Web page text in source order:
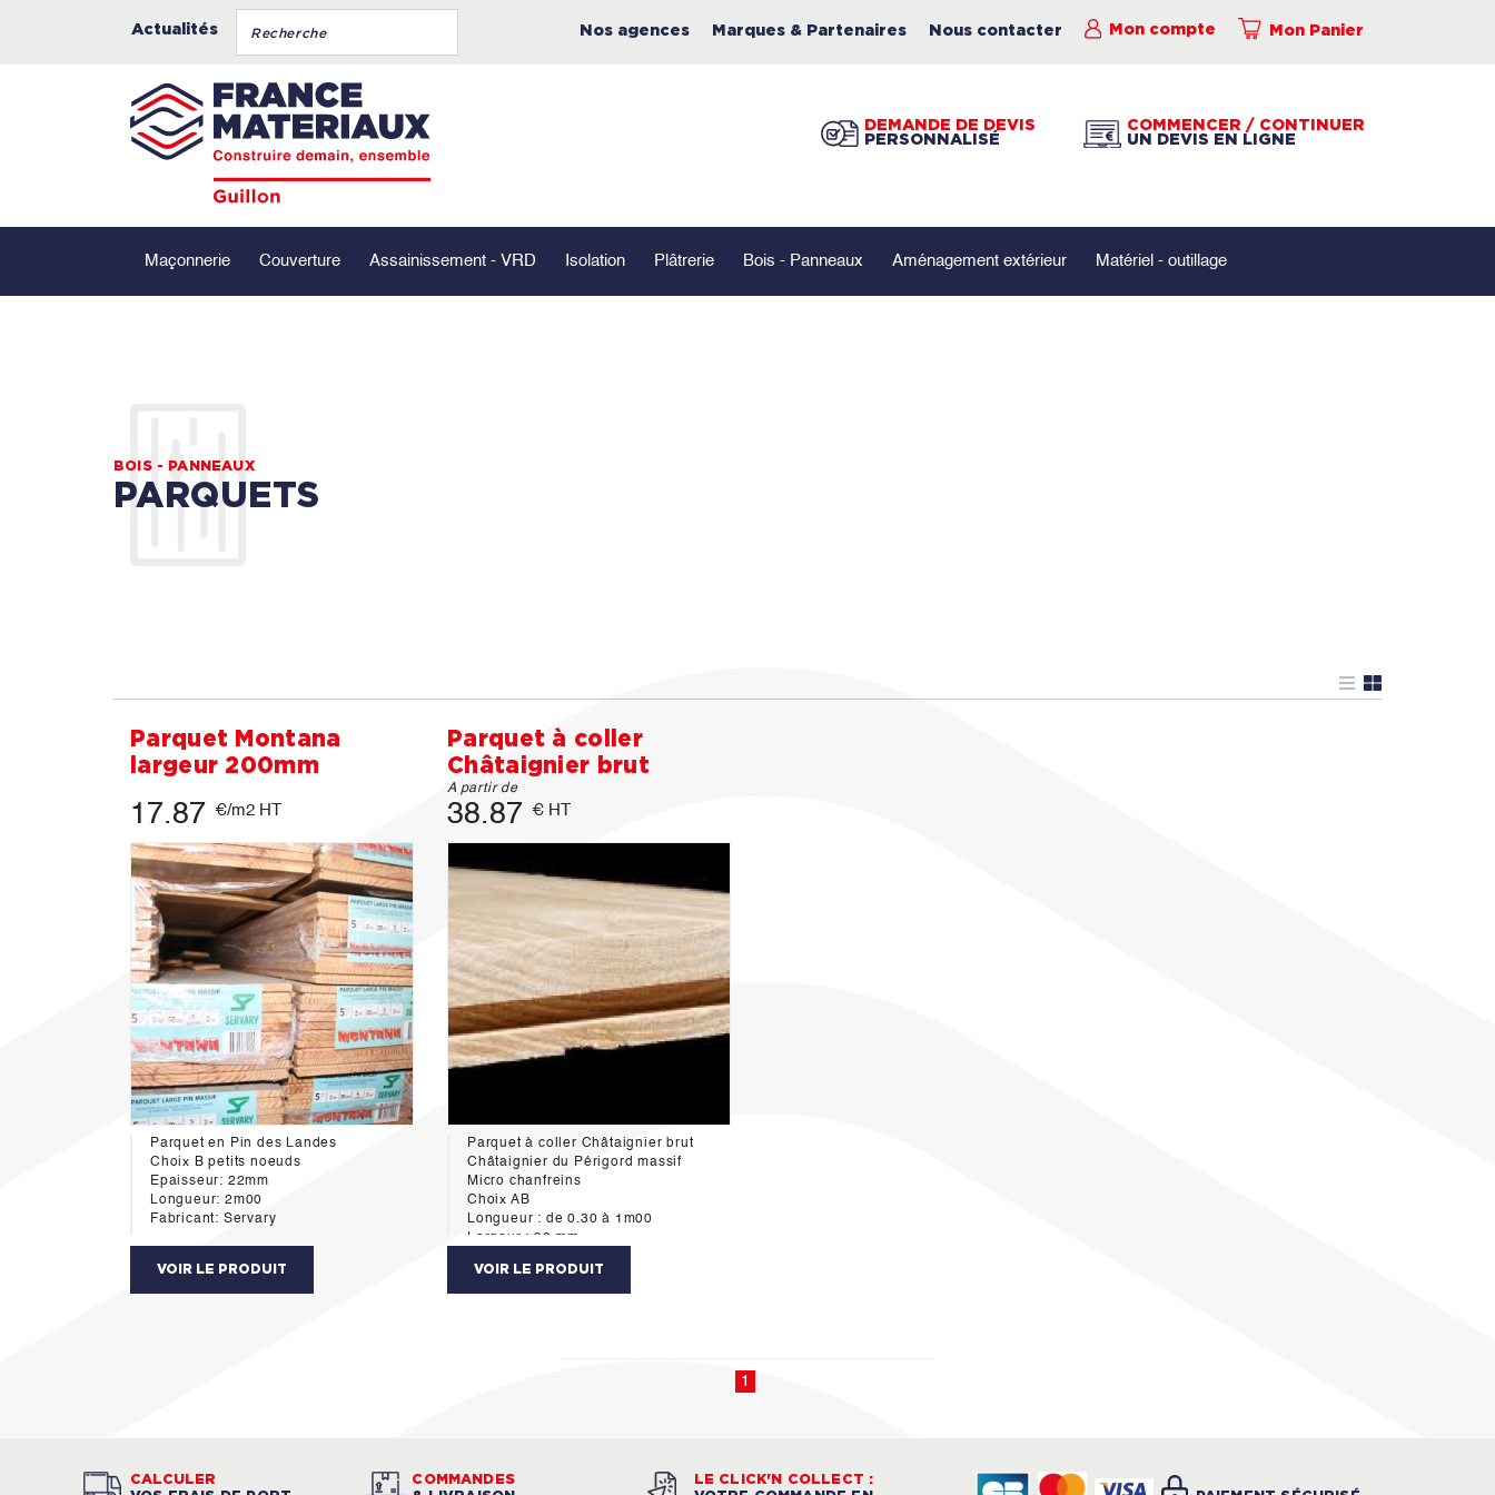
Actualités Nos agences Marques & Partenaires Nous contacter Mon compte Mon Panier
COMMENCER / CONTINUER
UN DEVIS EN LIGNE
DEMANDE DE DEVIS
PERSONNALISÉ
Maçonnerie Couverture Assainissement - VRD Isolation Plâtrerie Bois - Panneaux Aménagement extérieur Matériel - outillage
BOIS - PANNEAUX
PARQUETS
Parquet Montana
largeur 200mm
17.87 €/m2 HT
Parquet en Pin des Landes
Choix B petits noeuds
Epaisseur: 22mm
Longueur: 2m00
Fabricant: Servary
VOIR LE PRODUIT
Parquet à coller
Châtaignier brut
A partir de
38.87 € HT
Parquet à coller Châtaignier brut
Châtaignier du Périgord massif
Micro chanfreins
Choix AB
Longueur : de 0.30 à 1m00
Largeur : 90 mm
Compatibilité sol chauffant
Fabricant: Divers scierie
VOIR LE PRODUIT
1
CALCULER
COMMANDES
LE CLICK'N COLLECT :